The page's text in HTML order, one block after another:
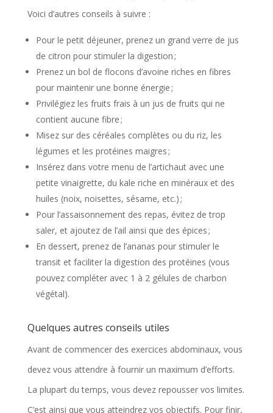
Voici d’autres conseils à suivre :
Pour le petit déjeuner, prenez un grand verre de jus
de citron pour stimuler la digestion ;
Prenez un bol de flocons d’avoine riches en fibres
pour maintenir une bonne énergie ;
Privilégiez les fruits frais à un jus de fruits qui ne
contient aucune fibre ;
Misez sur des céréales complètes ou du riz, les
légumes et les protéines maigres ;
Insérez dans votre menu de l’artichaut avec une
petite vinaigrette, du kale riche en minéraux et des
huiles (noix, noisettes, sésame, etc.) ;
Pour l’assaisonnement des repas, évitez de trop
saler, et ajoutez de l’ail ainsi que des épices ;
En dessert, prenez de l’ananas pour stimuler le
transit et faciliter la digestion des protéines (vous
pouvez compléter avec 1 à 2 gélules de charbon
végétal).
Quelques autres conseils utiles
Avant de commencer des exercices abdominaux, vous
devez vous attendre à fournir un maximum d’efforts.
La plupart du temps, vous devez repousser vos limites.
C’est ainsi que vous atteindrez vos objectifs. Pour finir,